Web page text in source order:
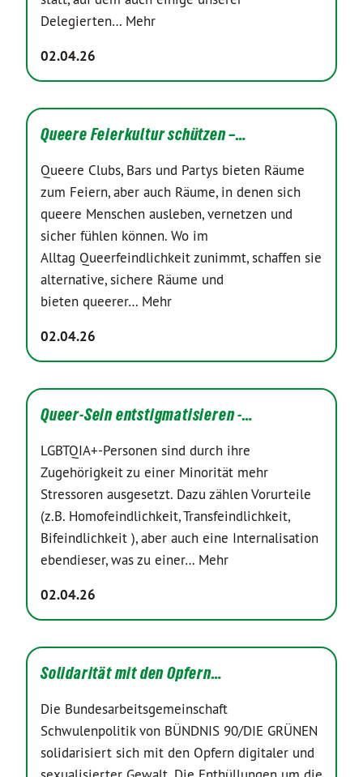
Delegierten… Mehr
02.04.26
Queere Feierkultur schützen –…
Queere Clubs, Bars und Partys bieten Räume
zum Feiern, aber auch Räume, in denen sich
queere Menschen ausleben, vernetzen und
sicher fühlen können. Wo im
Alltag Queerfeindlichkeit zunimmt, schaffen sie
alternative, sichere Räume und
bieten queerer… Mehr
02.04.26
Queer-Sein entstigmatisieren -…
LGBTQIA+-Personen sind durch ihre
Zugehörigkeit zu einer Minorität mehr
Stressoren ausgesetzt. Dazu zählen Vorurteile
(z.B. Homofeindlichkeit, Transfeindlichkeit,
Bifeindlichkeit ), aber auch eine Internalisation
ebendieser, was zu einer… Mehr
02.04.26
Solidarität mit den Opfern…
Die Bundesarbeitsgemeinschaft
Schwulenpolitik von BÜNDNIS 90/DIE GRÜNEN
solidarisiert sich mit den Opfern digitaler und